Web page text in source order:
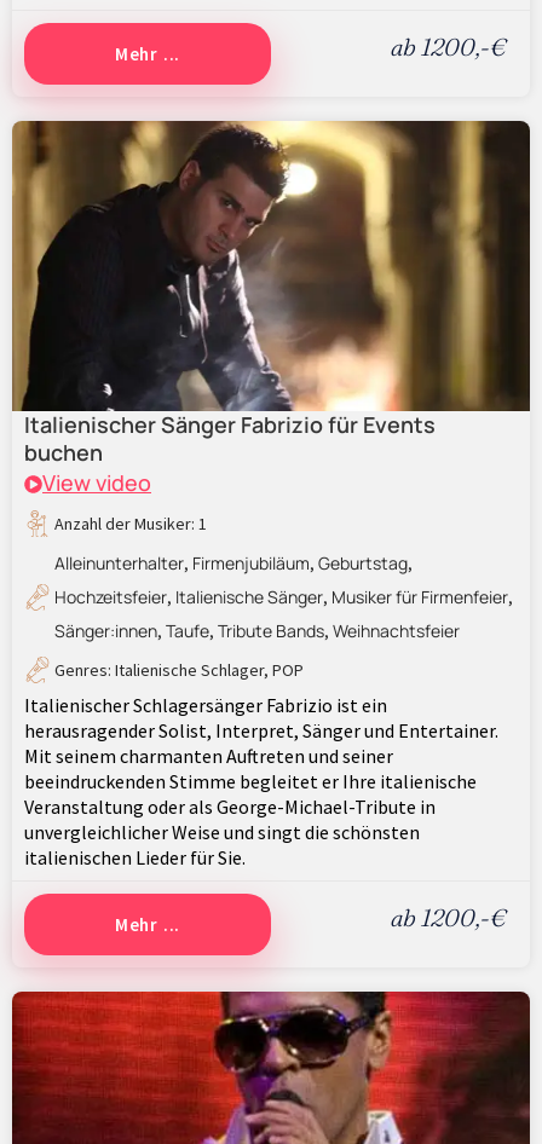
Mehr ... ab 1200,-€
Mehr ... ab 1200,-€
Italienischer Sänger Fabrizio für Events
buchen
View video
Anzahl der Musiker: 1
Alleinunterhalter, Firmenjubiläum, Geburtstag,
Hochzeitsfeier, Italienische Sänger, Musiker für Firmenfeier,
Sänger:innen, Taufe, Tribute Bands, Weihnachtsfeier
Genres: Italienische Schlager, POP
Italienischer Schlagersänger Fabrizio ist ein
herausragender Solist, Interpret, Sänger und Entertainer.
Mit seinem charmanten Auftreten und seiner
beeindruckenden Stimme begleitet er Ihre italienische
Veranstaltung oder als George-Michael-Tribute in
unvergleichlicher Weise und singt die schönsten
italienischen Lieder für Sie.